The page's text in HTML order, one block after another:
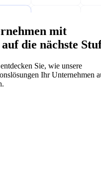
mit
die nächste
Sie, wie unsere
Ihr Unternehmen